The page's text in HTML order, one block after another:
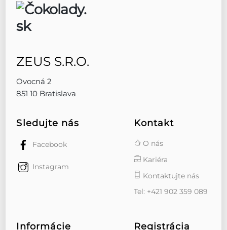
ZEUS S.R.O.
Ovocná 2
851 10 Bratislava
Sledujte nás
Facebook
Instagram
Kontakt
O nás
Kariéra
Kontaktujte nás
Tel: +421 902 359 089
Informácie Registrácia